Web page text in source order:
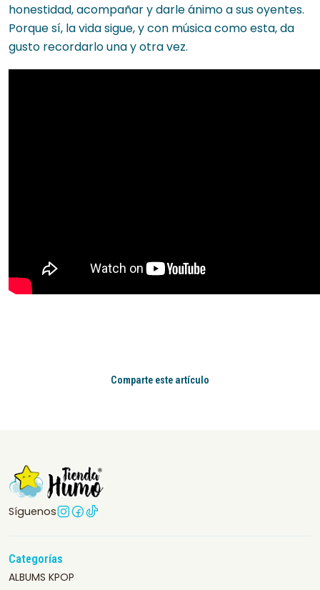
honestidad, acompañar y darle ánimo a sus oyentes.
Porque sí, la vida sigue, y con música como esta, da
gusto recordarlo una y otra vez.
Comparte este artículo
Síguenos
Categorías
ALBUMS KPOP